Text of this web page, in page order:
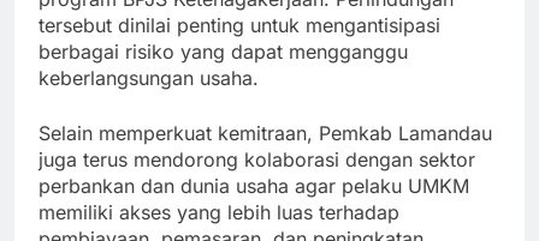
tersebut dinilai penting untuk mengantisipasi
berbagai risiko yang dapat mengganggu
keberlangsungan usaha.
Selain memperkuat kemitraan, Pemkab Lamandau
juga terus mendorong kolaborasi dengan sektor
perbankan dan dunia usaha agar pelaku UMKM
memiliki akses yang lebih luas terhadap